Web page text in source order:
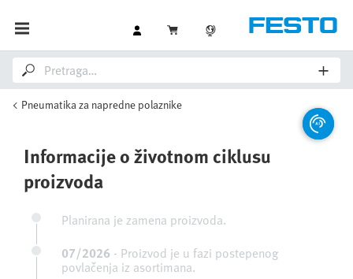
Pneumatika za napredne polaznike
Informacije o životnom ciklusu
proizvoda
Planirana je zamena proizvoda.
07/2026 - Proizvod je u fazi postepenog
povlačenja iz asortimana.